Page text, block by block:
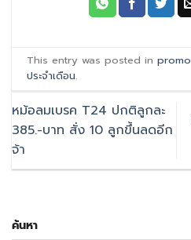
This entry was posted in
ประจำเดือน.
หม้อลมเบรค T24 ปกติลูกละ
385.-บาท สั่ง 10 ลูกขึ้นลดอีก
จ้า
ค้นหา